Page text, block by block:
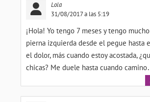
Lola
31/08/2017 a las 5:19
¡Hola! Yo tengo 7 meses y tengo
pierna izquierda desde el pegue hasta
el dolor, más cuando estoy acostada,
chicas? Me duele hasta cuando